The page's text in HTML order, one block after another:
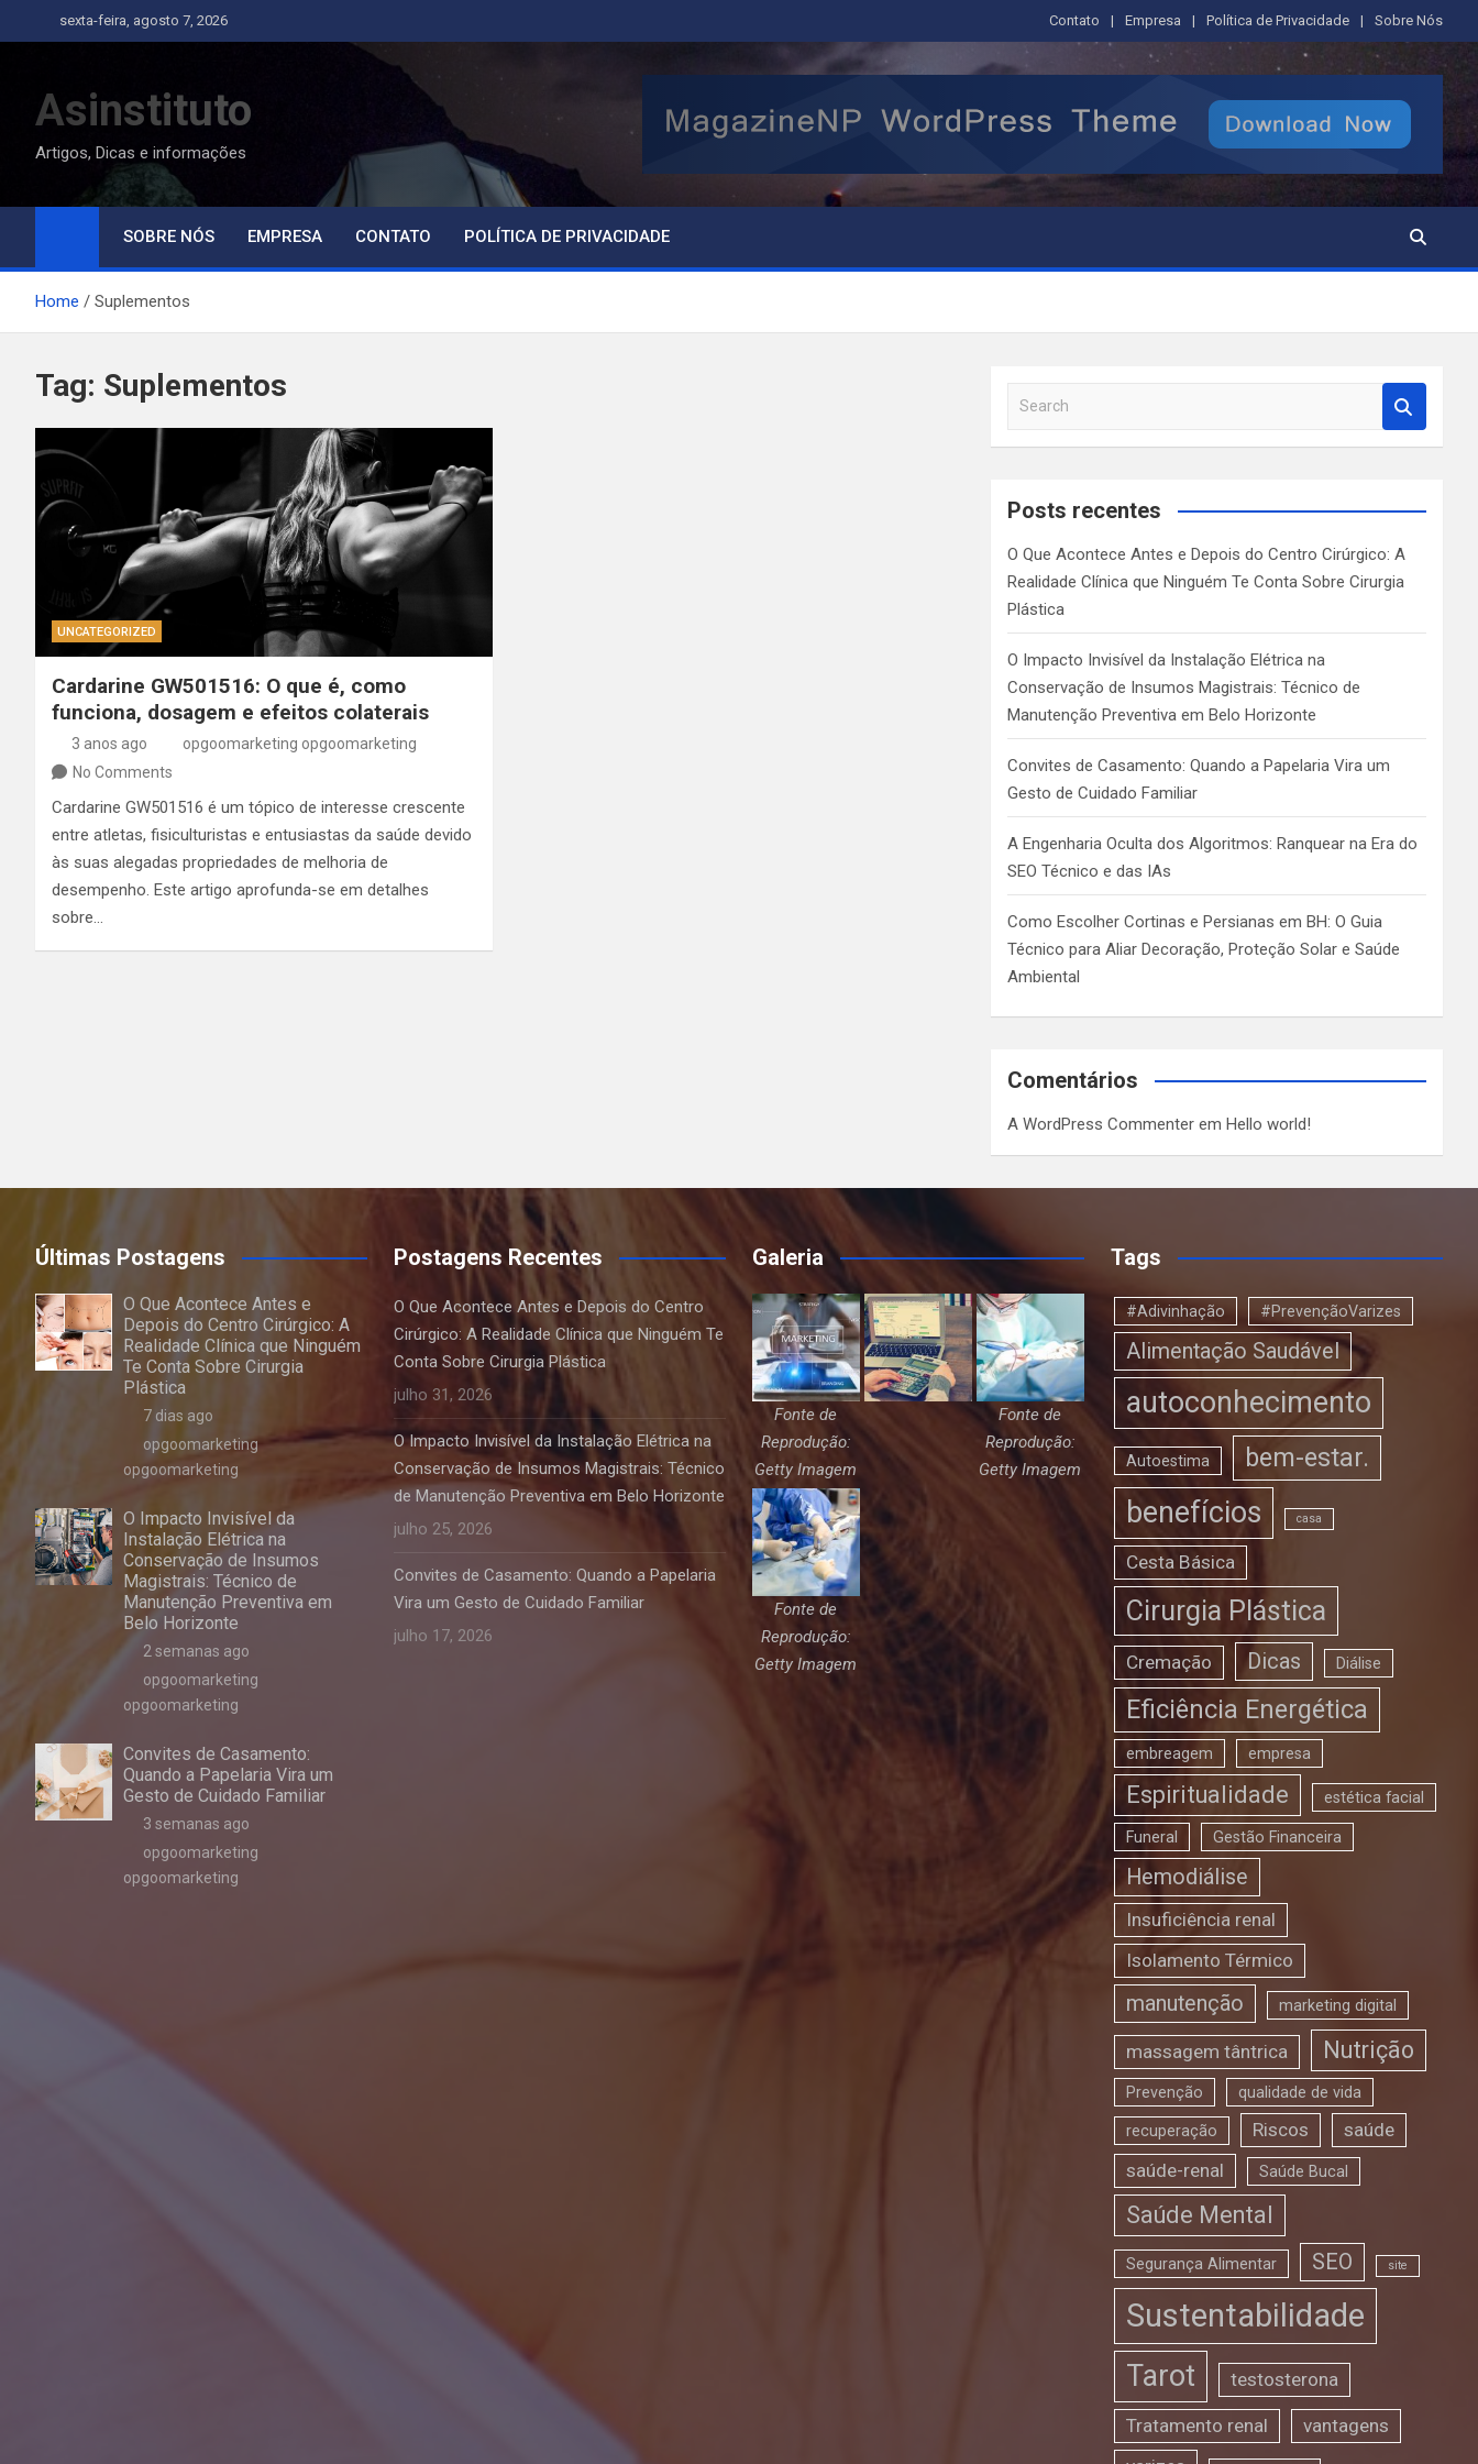
to
sexta-feira, agosto 7, 2026 Contato Empresa Política de Privacidade Sobre Nós
Asinstituto
Artigos, Dicas e informações
SOBRE NÓS EMPRESA CONTATO POLÍTICA DE PRIVACIDADE
Home Suplementos
Tag: Suplementos
UNCATEGORIZED
Cardarine GW501516: O que é, como
funciona, dosagem e efeitos colaterais
3 anos ago
opgoomarketing opgoomarketing
No Comments
Cardarine GW501516 é um tópico de interesse crescente
entre atletas, fisiculturistas e entusiastas da saúde devido
às suas alegadas propriedades de melhoria de
desempenho. Este artigo aprofunda-se em detalhes
sobre…
a
c
Posts recentes
O Que Acontece Antes e Depois do Centro Cirúrgico: A
Realidade Clínica que Ninguém Te Conta Sobre Cirurgia
Plástica
O Impacto Invisível da Instalação Elétrica na
Conservação de Insumos Magistrais: Técnico de
Manutenção Preventiva em Belo Horizonte
Convites de Casamento: Quando a Papelaria Vira um
Gesto de Cuidado Familiar
A Engenharia Oculta dos Algoritmos: Ranquear na Era do
SEO Técnico e das IAs
Como Escolher Cortinas e Persianas em BH: O Guia
Técnico para Aliar Decoração, Proteção Solar e Saúde
Ambiental
Comentários
A WordPress Commenter emHello world!
Últimas Postagens
O Que Acontece Antes e
Depois do Centro Cirúrgico: A
Realidade Clínica que Ninguém
Te Conta Sobre Cirurgia
Plástica
7 dias ago
opgoomarketing
opgoomarketing
O Impacto Invisível da
Instalação Elétrica na
Conservação de Insumos
Magistrais: Técnico de
Manutenção Preventiva em
Belo Horizonte
2 semanas ago
opgoomarketing
opgoomarketing
Convites de Casamento:
Quando a Papelaria Vira um
Gesto de Cuidado Familiar
3 semanas ago
opgoomarketing
opgoomarketing
Postagens Recentes
O Que Acontece Antes e Depois do Centro
Cirúrgico: A Realidade Clínica que Ninguém Te
Conta Sobre Cirurgia Plástica
julho 31, 2026
O Impacto Invisível da Instalação Elétrica na
Conservação de Insumos Magistrais: Técnico
de Manutenção Preventiva em Belo Horizonte
julho 25, 2026
Convites de Casamento: Quando a Papelaria
Vira um Gesto de Cuidado Familiar
julho 17, 2026
Galeria
Fonte de
Reprodução:
Getty Imagem
Fonte de
Reprodução:
Getty Imagem
Fonte de
Reprodução:
Getty Imagem
Tags
#Adivinhação #PrevençãoVarizes
Alimentação Saudável
autoconhecimento
Autoestima bem-estar.
benefícios casa
Cesta Básica
Cirurgia Plástica
Cremação Dicas Diálise
Eficiência Energética
embreagem empresa
Espiritualidade estética facial
Funeral Gestão Financeira
Hemodiálise
Insuficiência renal
Isolamento Térmico
manutenção marketing digital
massagem tântrica Nutrição
Prevenção qualidade de vida
recuperação Riscos
saúde
saúde-renal
Saúde Bucal
Saúde Mental
Segurança Alimentar SEO site
Sustentabilidade
Tarot testosterona
Tratamento renal
vantagens